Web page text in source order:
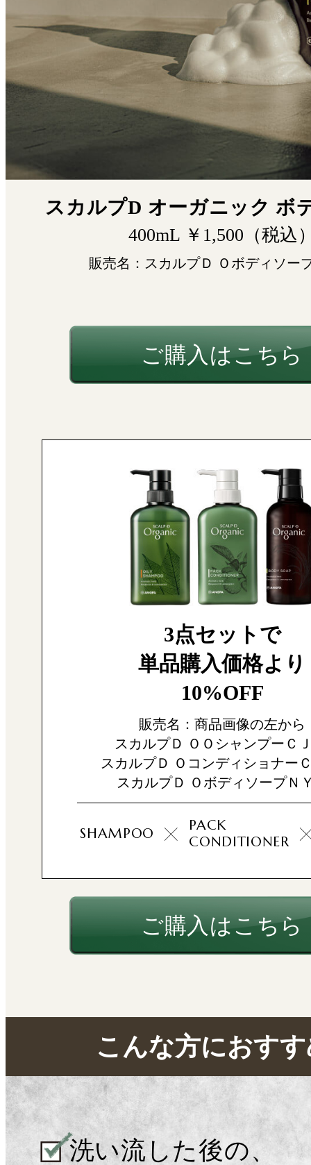
スカルプD オーガニック ボ
400mL ￥1,500（税込
販売名：スカルプＤ Ｏボディソー
ご購入はこちら
3点セットで
単品購入価格より
10%OFF
販売名：商品画像の左から
スカルプＤ ＯＯシャンプーＣ
スカルプＤ Ｏコンディショナー
スカルプＤ ＯボディソープＮ
SHAMPOO
PACK
CONDITIONER
ご購入はこちら
こんな方におす
洗い流した後の、